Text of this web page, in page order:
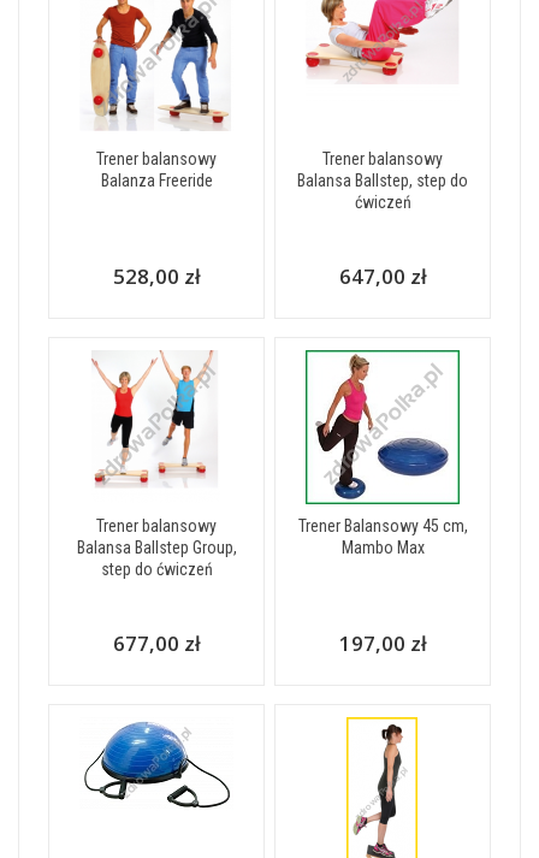
Trener balansowy
Balanza Freeride
528,00 zł
Trener balansowy
Balansa Ballstep, step do
ćwiczeń
647,00 zł
Trener balansowy
Balansa Ballstep Group,
step do ćwiczeń
677,00 zł
Trener Balansowy 45 cm,
Mambo Max
197,00 zł